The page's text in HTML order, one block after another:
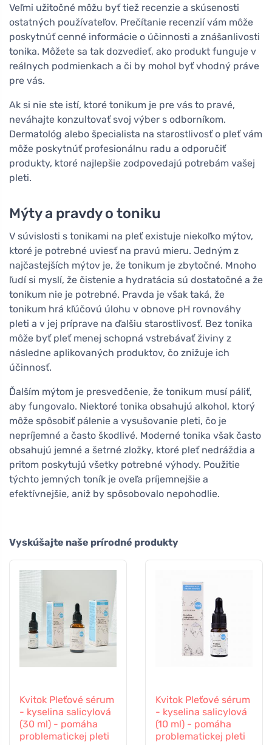
Veľmi užitočné môžu byť tiež recenzie a skúsenosti
ostatných používateľov. Prečítanie recenzií vám môže
poskytnúť cenné informácie o účinnosti a znášanlivosti
tonika. Môžete sa tak dozvedieť, ako produkt funguje v
reálnych podmienkach a či by mohol byť vhodný práve
pre vás.
Ak si nie ste istí, ktoré tonikum je pre vás to pravé,
neváhajte konzultovať svoj výber s odborníkom.
Dermatológ alebo špecialista na starostlivosť o pleť vám
môže poskytnúť profesionálnu radu a odporučiť
produkty, ktoré najlepšie zodpovedajú potrebám vašej
pleti.
Mýty a pravdy o toniku
V súvislosti s tonikami na pleť existuje niekoľko mýtov,
ktoré je potrebné uviesť na pravú mieru. Jedným z
najčastejších mýtov je, že tonikum je zbytočné. Mnoho
ľudí si myslí, že čistenie a hydratácia sú dostatočné a že
tonikum nie je potrebné. Pravda je však taká, že
tonikum hrá kľúčovú úlohu v obnove pH rovnováhy
pleti a v jej príprave na ďalšiu starostlivosť. Bez tonika
môže byť pleť menej schopná vstrebávať živiny z
následne aplikovaných produktov, čo znižuje ich
účinnosť.
Ďalším mýtom je presvedčenie, že tonikum musí páliť,
aby fungovalo. Niektoré tonika obsahujú alkohol, ktorý
môže spôsobiť pálenie a vysušovanie pleti, čo je
nepríjemné a často škodlivé. Moderné tonika však často
obsahujú jemné a šetrné zložky, ktoré pleť nedráždia a
pritom poskytujú všetky potrebné výhody. Použitie
týchto jemných toník je oveľa príjemnejšie a
efektívnejšie, aniž by spôsobovalo nepohodlie.
Vyskúšajte naše prírodné produkty
Kvitok Pleťové sérum
- kyselina salicylová
(30 ml) - pomáha
problematickej pleti
Kvitok Pleťové sérum
- kyselina salicylová
(10 ml) - pomáha
problematickej pleti